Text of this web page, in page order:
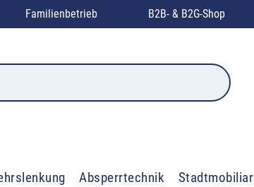
Familienbetrieb B2B- & B2G-Shop
Absperrtechnik Stadtmobiliar